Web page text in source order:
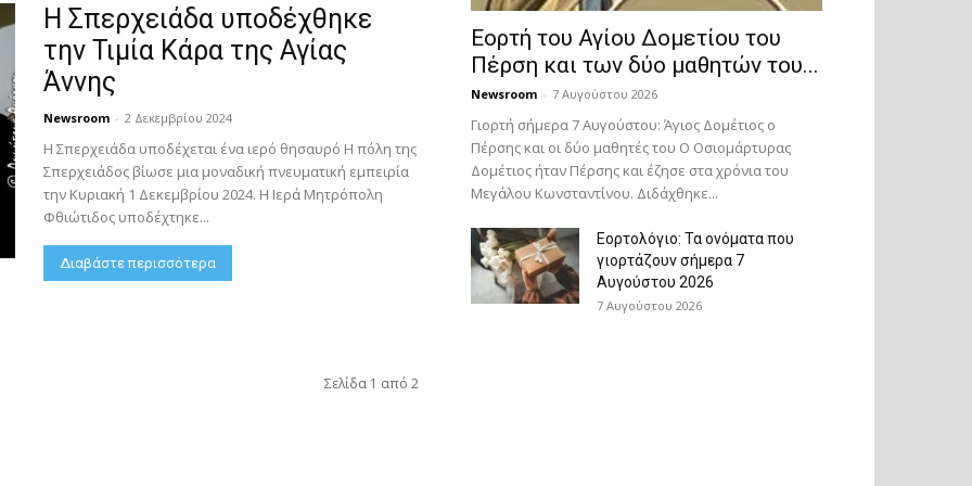
Η Σπερχειάδα υποδέχθηκε
την Τιμία Κάρα της Αγίας
Άννης
Newsroom - 2 Δεκεμβρίου 2024
Η Σπερχειάδα υποδέχεται ένα ιερό θησαυρό Η πόλη της
Σπερχειάδος βίωσε μια μοναδική πνευματική εμπειρία
την Κυριακή 1 Δεκεμβρίου 2024. Η Ιερά Μητρόπολη
Φθιώτιδος υποδέχτηκε...
Διαβάστε περισσότερα
Σελίδα 1 από 2
Εορτή του Αγίου Δομετίου του
Πέρση και των δύο μαθητών του...
Newsroom - 7 Αυγούστου 2026
Γιορτή σήμερα 7 Αυγούστου: Άγιος Δομέτιος ο
Πέρσης και οι δύο μαθητές του Ο Oσιομάρτυρας
Δομέτιος ήταν Πέρσης και έζησε στα χρόνια του
Μεγάλου Κωνσταντίνου. Διδάχθηκε...
Εορτολόγιο: Τα ονόματα που
γιορτάζουν σήμερα 7
Αυγούστου 2026
7 Αυγούστου 2026